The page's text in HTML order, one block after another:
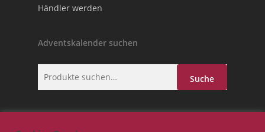
Händler werden
Adventskalender suchen
Suche
Suche